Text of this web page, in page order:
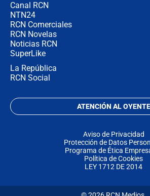
Canal RCN
NTN24
RCN Comerciales
RCN Novelas
Noticias RCN
SuperLike
La República
RCN Social
ATENCIÓN AL OYENTE
Aviso de Privacidad
Protección de Datos
Programa de Ética
Política de Cookies
LEY 1712 DE 2014